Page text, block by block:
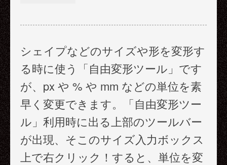
シェイプなどのサイズや形を変形す
る時に使う「自由変形ツール」です
が、px や % や mm などの単位を素
早く変更できます。「自由変形ツー
ル」利用時に出る上部のツールバー
が出現、そこのサイズ入力ボックス
上で右クリック！すると、単位を変